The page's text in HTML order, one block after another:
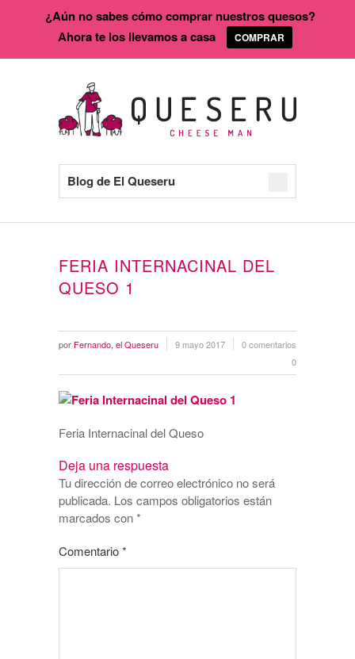
Blog de El Queseru
FERIA INTERNACINAL DEL
QUESO 1
por Fernando, el Queseru 9 mayo 2017
0 comentarios
0
Feria Internacinal del Queso
Deja una respuesta
Tu dirección de correo electrónico no será
publicada. Los campos obligatorios están
marcados con*
Comentario*
¿Aún no sabes cómo comprar nuestros quesos?
Ahora te los llevamos a casa
COMPRAR